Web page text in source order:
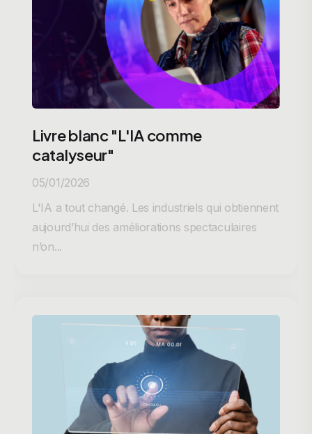
Livre blanc "L'IA comme
catalyseur"
05/01/2026
L'IA a tout changé. Les industriels qui obtiennent
aujourd’hui des améliorations spectaculaires
n’on...